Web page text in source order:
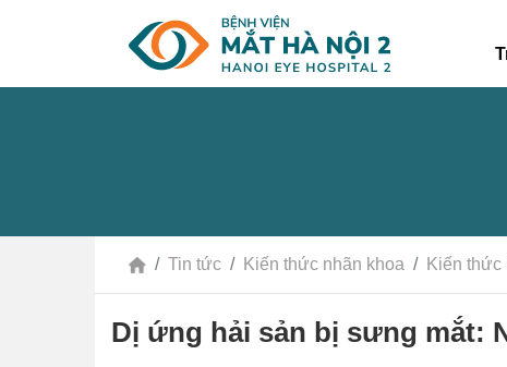
Tin tức Kiến thức nhãn khoa Kiến thức
Dị ứng hải sản bị sưng mắt: